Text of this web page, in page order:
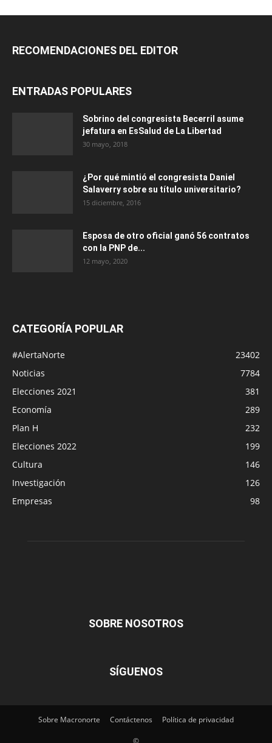
RECOMENDACIONES DEL EDITOR
ENTRADAS POPULARES
Sobrino del congresista Becerril asume
jefatura en EsSalud de La Libertad
30 mayo, 2018
¿Por qué mintió el congresista Daniel
Salaverry sobre su título universitario?
15 diciembre, 2016
Esposa de otro oficial ganó 56 contratos
con la PNP de...
12 mayo, 2020
CATEGORÍA POPULAR
#AlertaNorte
23402
Noticias
7784
Elecciones 2021
381
Economía
289
Plan H
232
Elecciones 2022
199
Cultura
146
Investigación
126
Empresas
98
SOBRE NOSOTROS
SÍGUENOS
Sobre Macronorte Contáctenos Política de privacidad
©